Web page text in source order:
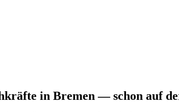
in Bremen — schon auf